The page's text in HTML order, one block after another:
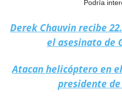
Podría
Derek Chauvin recibe
el asesinato de
Atacan helicóptero en
presidente